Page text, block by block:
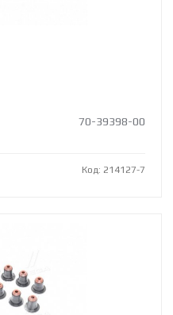
70-39398-00
Код: 214127-7